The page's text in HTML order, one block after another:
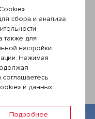
сбора и анализа
также для
настройки
Нажимая
соглашаетесь
и данных
Подробнее